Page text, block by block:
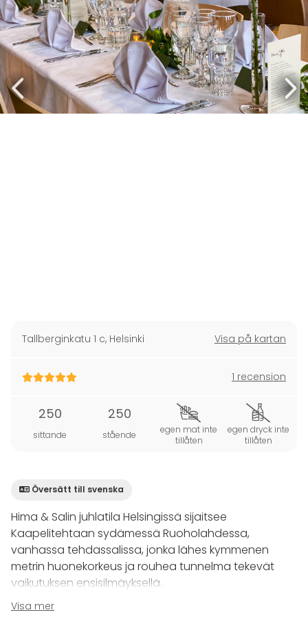
Tallberginkatu 1 c, Helsinki Visa på kartan
1 recension
250
sittande
250
stående
egen mat inte
tillåten
egen dryck inte
tillåten
Översätt till svenska
Hima & Salin juhlatila Helsingissä sijaitsee
Kaapelitehtaan sydämessä Ruoholahdessa,
vanhassa tehdassalissa, jonka lähes kymmenen
metrin huonekorkeus ja rouhea tunnelma tekevät
vaikutuksen ensisilmäyksellä.
Yhdessä ravintolamme keittiön loihtimien herkkujen
Visa mer